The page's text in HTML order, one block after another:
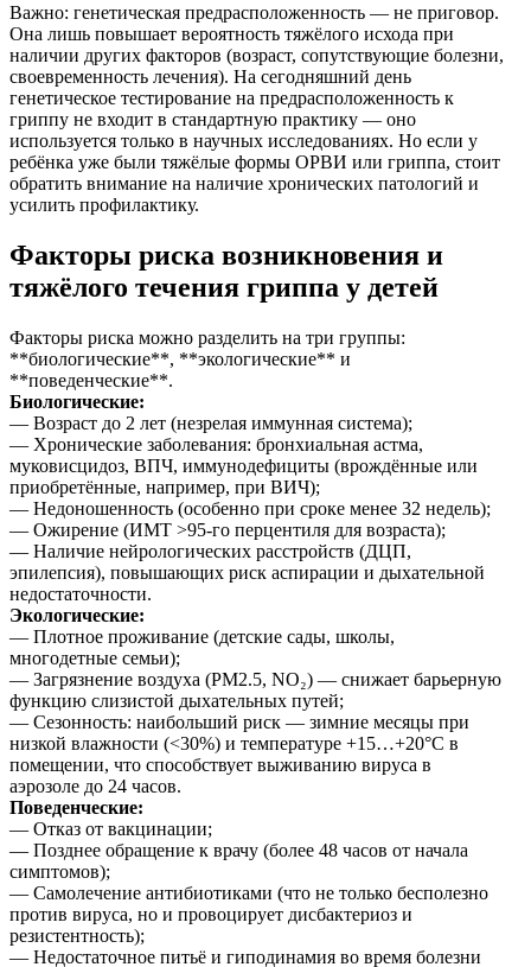
Важно: генетическая предрасположенность — не приговор.
Она лишь повышает вероятность тяжёлого исхода при
наличии других факторов (возраст, сопутствующие болезни,
своевременность лечения). На сегодняшний день
генетическое тестирование на предрасположенность к
гриппу не входит в стандартную практику — оно
используется только в научных исследованиях. Но если у
ребёнка уже были тяжёлые формы ОРВИ или гриппа, стоит
обратить внимание на наличие хронических патологий и
усилить профилактику.
Факторы риска возникновения и
тяжёлого течения гриппа у детей
Факторы риска можно разделить на три группы:
**биологические**, **экологические** и
**поведенческие**.
Биологические:
— Возраст до 2 лет (незрелая иммунная система);
— Хронические заболевания: бронхиальная астма,
муковисцидоз, ВПЧ, иммунодефициты (врождённые или
приобретённые, например, при ВИЧ);
— Недоношенность (особенно при сроке менее 32 недель);
— Ожирение (ИМТ >95-го перцентиля для возраста);
— Наличие нейрологических расстройств (ДЦП,
эпилепсия), повышающих риск аспирации и дыхательной
недостаточности.
Экологические:
— Плотное проживание (детские сады, школы,
многодетные семьи);
— Загрязнение воздуха (PM2.5, NO₂) — снижает барьерную
функцию слизистой дыхательных путей;
— Сезонность: наибольший риск — зимние месяцы при
низкой влажности (<30%) и температуре +15…+20°C в
помещении, что способствует выживанию вируса в
аэрозоле до 24 часов.
Поведенческие:
— Отказ от вакцинации;
— Позднее обращение к врачу (более 48 часов от начала
симптомов);
— Самолечение антибиотиками (что не только бесполезно
против вируса, но и провоцирует дисбактериоз и
резистентность);
— Недостаточное питьё и гиподинамия во время болезни